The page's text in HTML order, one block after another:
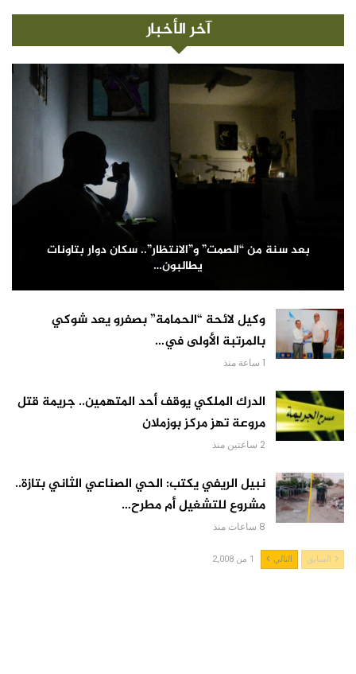
آخر الأخبار
بعد سنة من “الصمت” و”الانتظار”.. سكان دوار بتاونات
يطالبون…
وكيل لائحة “الحمامة” بصفرو يعد شوكي
بالمرتبة الأولى في…
1 ساعة منذ
الدرك الملكي يوقف أحد المتهمين.. جريمة قتل
مروعة تهز مركز بوزملان
2 ساعتين منذ
نبيل الريفي يكتب: الحي الصناعي الثاني بتازة..
مشروع للتشغيل أم مطرح…
8 ساعات منذ
السابق التالي 1 من 2,008